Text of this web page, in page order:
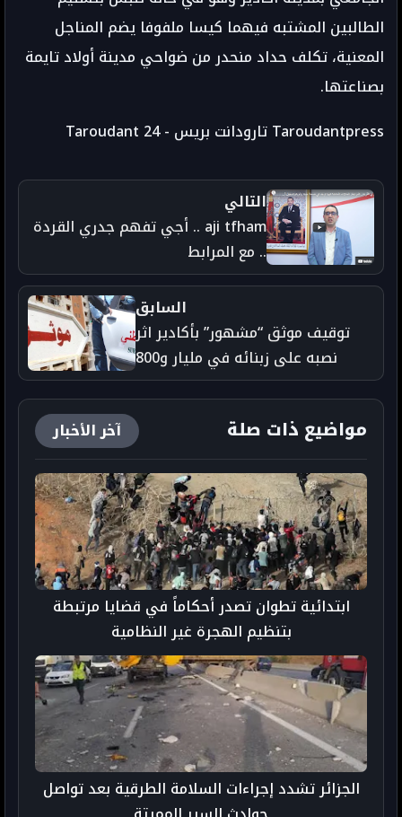
الطالبين المشتبه فيهما كيسا ملفوفا يضم المناجل
المعنية، تكلف حداد منحدر من ضواحي مدينة أولاد تايمة
بصناعتها.
Taroudantpress تارودانت بريس - Taroudant 24
التالي
aji tfham .. أجي تفهم جدري القردة
.. مع المرابط
السابق
توقيف موثق “مشهور” بأكادير اثر
نصبه على زبنائه في مليار و800
مليون سنتيم..- Taroudant 24
مواضيع ذات صلة آخر الأخبار
ابتدائية تطوان تصدر أحكاماً في قضايا مرتبطة
بتنظيم الهجرة غير النظامية
الجزائر تشدد إجراءات السلامة الطرقية بعد تواصل